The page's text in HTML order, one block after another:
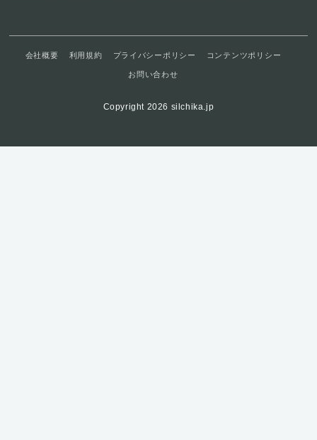
会社概要 利用規約 プライバシーポリシー コンテンツポリシー
お問い合わせ
Copyright 2026 silchika.jp